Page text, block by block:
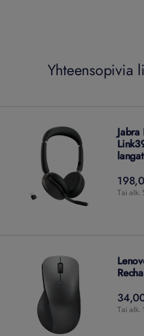
Yhteensopivia
Tai alk.
Tai alk.